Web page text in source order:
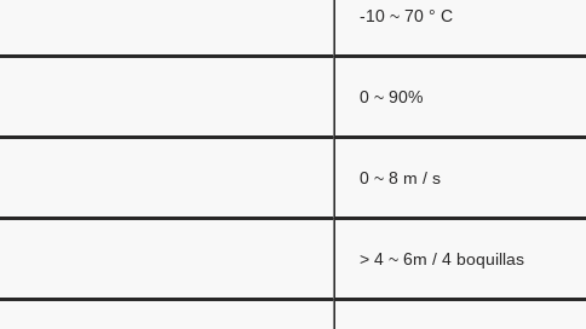
-10 ~ 70 ° C
0 ~ 90%
0 ~ 8 m / s
> 4 ~ 6m / 4 boquillas